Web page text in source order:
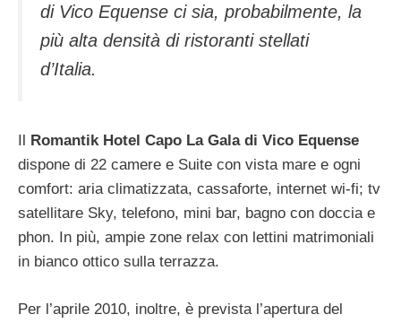
di Vico Equense ci sia, probabilmente, la
più alta densità di ristoranti stellati
d’Italia.
Romantik Hotel Capo La Gala di Vico Equense
dispone di 22 camere e Suite con vista mare e ogni
comfort: aria climatizzata, cassaforte, internet wi-fi; tv
satellitare Sky, telefono, mini bar, bagno con doccia e
phon. In più, ampie zone relax con lettini matrimoniali
in bianco ottico sulla terrazza.
Per l’aprile 2010, inoltre, è prevista l’apertura del